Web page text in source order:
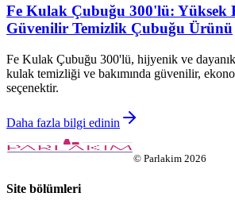
Fe Kulak Çubuğu 300'lü: Yüksek
Güvenilir Temizlik Çubuğu Ürünü
Fe Kulak Çubuğu 300'lü, hijyenik ve
kulak temizliği ve bakımında güvenilir,
seçenektir.
Daha fazla bilgi edinin
© Parlakim 2026
Site bölümleri